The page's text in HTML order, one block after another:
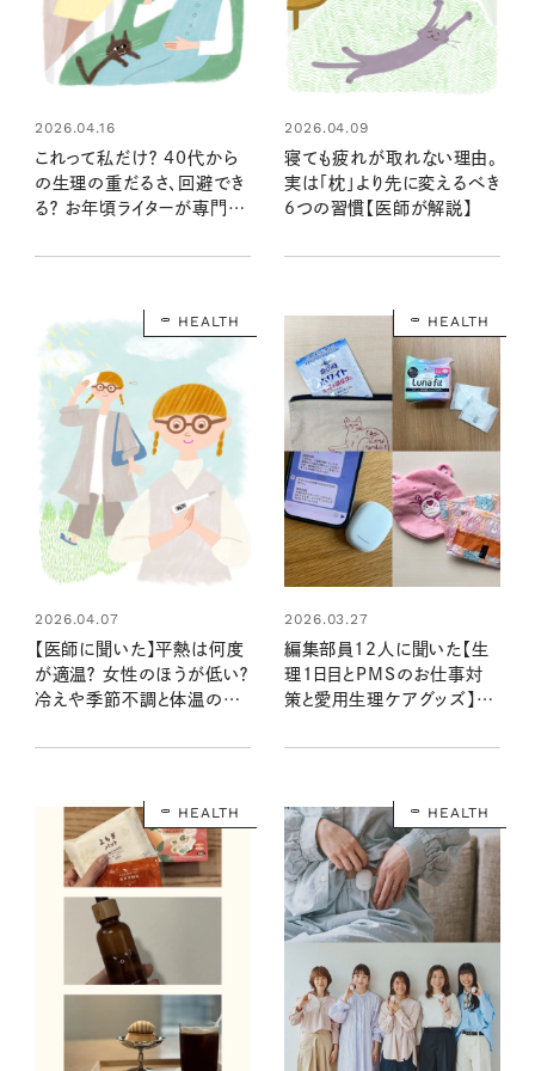
2026.04.16
これって私だけ？ 40代から
の生理の重だるさ、回避でき
る？ お年頃ライターが専門医
2026.04.09
寝ても疲れが取れない理由。
実は「枕」より先に変えるべき
6つの習慣【医師が解説】
HEALTH
2026.04.07
【医師に聞いた】平熱は何度
が適温？ 女性のほうが低い？
冷えや季節不調と体温の密
HEALTH
2026.03.27
編集部員12人に聞いた【生
理1日目とPMSのお仕事対
策と愛用生理ケアグッズ】漏
処法、みんなはどうしてる？
HEALTH HEALTH